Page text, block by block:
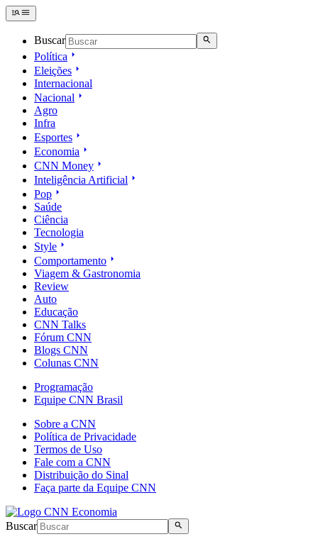
Buscar
Política
Eleições
Internacional
Nacional
Agro
Infra
Esportes
Economia
CNN Money
Inteligência Artificial
Pop
Saúde
Ciência
Tecnologia
Style
Comportamento
Viagem & Gastronomia
Review
Auto
Educação
CNN Talks
Fórum CNN
Blogs CNN
Colunas CNN
Programação
Equipe CNN Brasil
Sobre a CNN
Política de Privacidade
Termos de Uso
Fale com a CNN
Distribuição do Sinal
Faça parte da Equipe CNN
Buscar